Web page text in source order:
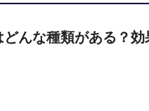
んな種類がある？